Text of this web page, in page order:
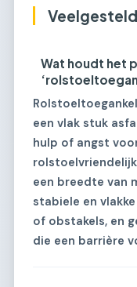
Wat houdt het
een vlak stuk
hulp of angst
een breedte van
stabiele en
of obstakels, en
die een barrière